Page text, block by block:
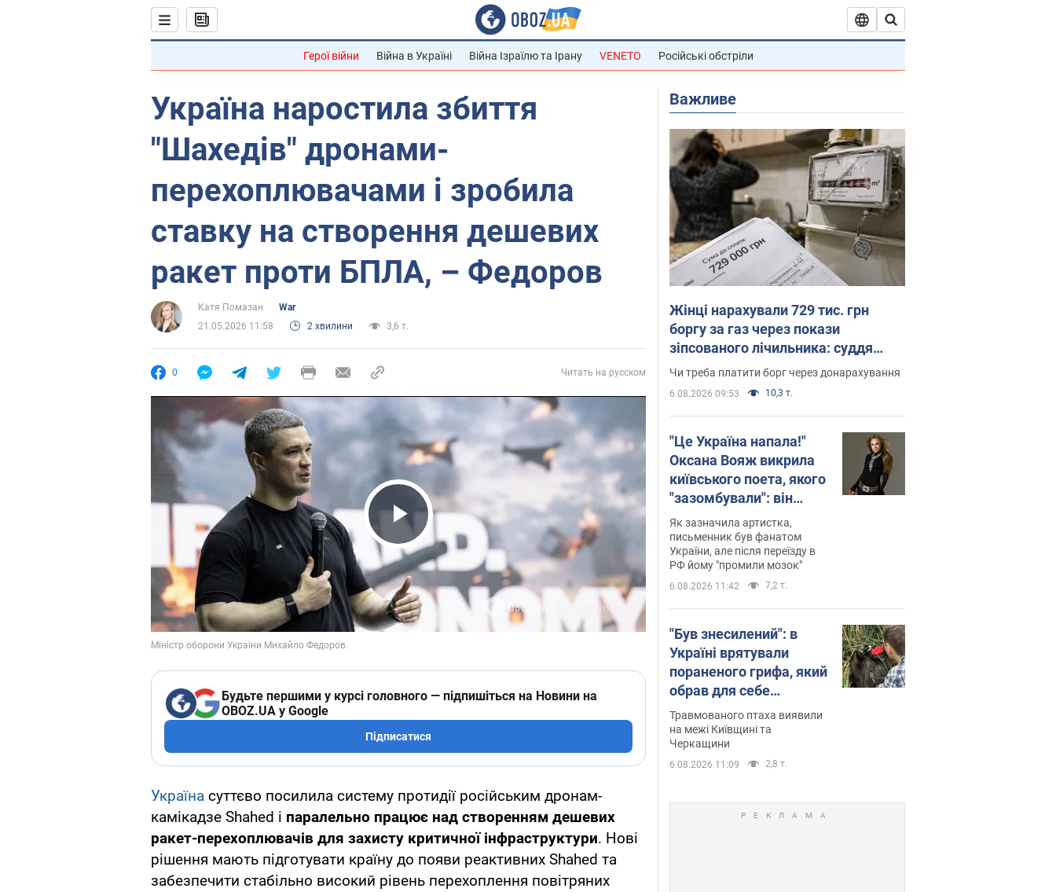
Герої війни Війна в Україні Війна Ізраїлю та Ірану VENETO Російські обстріли
Україна наростила збиття
"Шахедів" дронами-
перехоплювачами і зробила
ставку на створення дешевих
ракет проти БПЛА, – Федоров
Катя Помазан
War
21.05.2026 11:58
2 хвилини 3,6 т.
0 Читать на русском
Play Video
Будьте першими у курсі головного — підпишіться на Новини на
OBOZ.UA у Google
Підписатися
Україна суттєво посилила систему протидії російським дронам-
камікадзе Shahed і паралельно працює над створенням дешевих
ракет-перехоплювачів для захисту критичної інфраструктури. Нові
рішення мають підготувати країну до появи реактивних Shahed та
забезпечити стабільно високий рівень перехоплення повітряних
Важливе
Жінці нарахували 729 тис. грн
боргу за газ через покази
зіпсованого лічильника: суддя
ухвалив неочікуване рішення
Чи треба платити борг через донарахування
6.08.2026 09:53 10,3 т.
"Це Україна напала!"
Оксана Вояж викрила
київського поета, якого
"зазомбували": він
навіть російської не
знав, а тепер хоче
геноциду українців
Як зазначила артистка,
письменник був фанатом
України, але після переїзду в
РФ йому "промили мозок"
6.08.2026 11:42 7,2 т.
"Був знесилений": в
Україні врятували
пораненого грифа, який
обрав для себе
нетиповий маршрут.
Фото
Травмованого птаха виявили
на межі Київщині та
Черкащини
6.08.2026 11:09 2,8 т.